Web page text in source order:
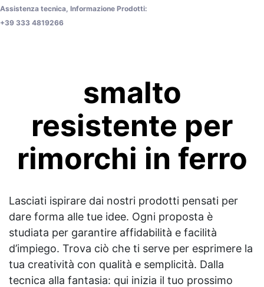
Assistenza tecnica, Informazione Prodotti:
+39 333 4819266
smalto
resistente per
rimorchi in ferro
Lasciati ispirare dai nostri prodotti pensati per
dare forma alle tue idee. Ogni proposta è
studiata per garantire affidabilità e facilità
d’impiego. Trova ciò che ti serve per esprimere la
tua creatività con qualità e semplicità. Dalla
tecnica alla fantasia: qui inizia il tuo prossimo